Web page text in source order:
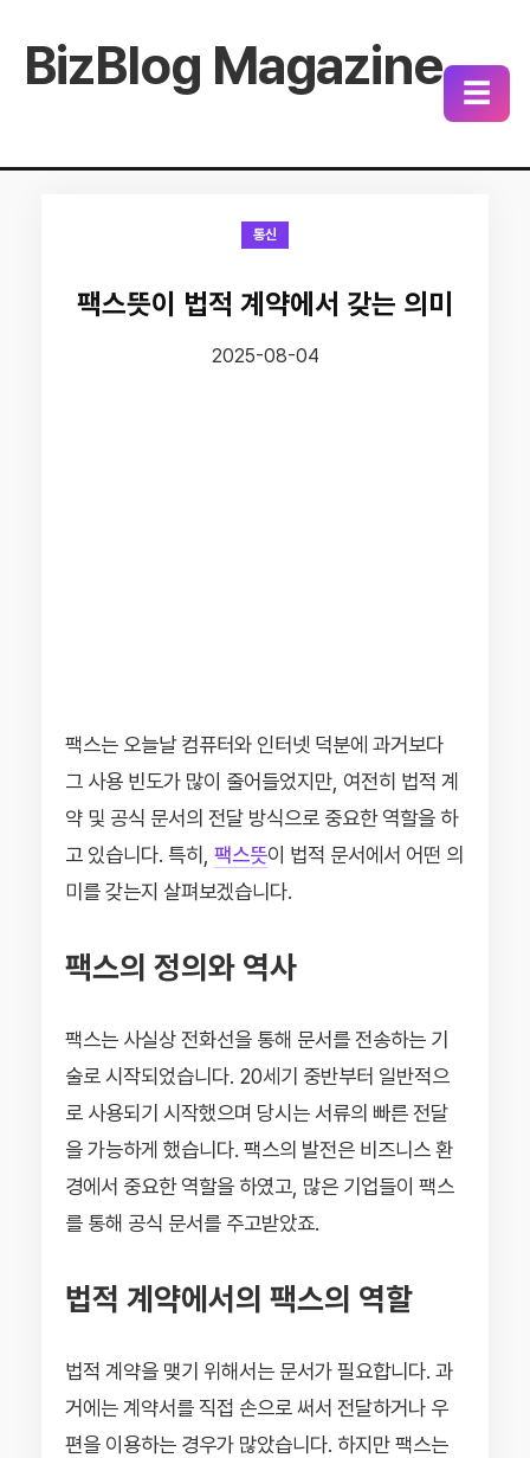
BizBlog Magazine ☰
통신
팩스뜻이 법적 계약에서 갖는 의미
2025-08-04
팩스는 오늘날 컴퓨터와 인터넷 덕분에 과거보다
그 사용 빈도가 많이 줄어들었지만, 여전히 법적 계
약 및 공식 문서의 전달 방식으로 중요한 역할을 하
고 있습니다. 특히, 팩스뜻이 법적 문서에서 어떤 의
미를 갖는지 살펴보겠습니다.
팩스의 정의와 역사
팩스는 사실상 전화선을 통해 문서를 전송하는 기
술로 시작되었습니다. 20세기 중반부터 일반적으
로 사용되기 시작했으며 당시는 서류의 빠른 전달
을 가능하게 했습니다. 팩스의 발전은 비즈니스 환
경에서 중요한 역할을 하였고, 많은 기업들이 팩스
를 통해 공식 문서를 주고받았죠.
법적 계약에서의 팩스의 역할
법적 계약을 맺기 위해서는 문서가 필요합니다. 과
거에는 계약서를 직접 손으로 써서 전달하거나 우
편을 이용하는 경우가 많았습니다. 하지만 팩스는